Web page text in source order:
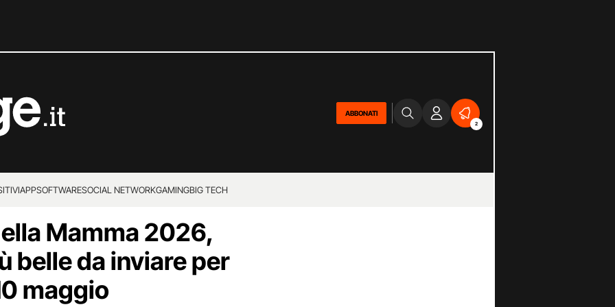
ABBONATI
2
APPSOFTWARESOCIAL NETWORKGAMINGBIG TECH
Mamma 2026,
belle da inviare per
maggio